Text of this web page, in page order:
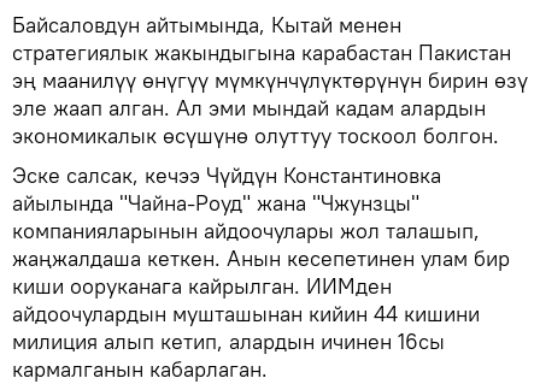
Байсаловдун айтымында, Кытай менен
стратегиялык жакындыгына карабастан Пакистан
эң маанилүү өнүгүү мүмкүнчүлүктөрүнүн бирин өзү
эле жаап алган. Ал эми мындай кадам алардын
экономикалык өсүшүнө олуттуу тоскоол болгон.
Эске салсак, кечээ Чүйдүн Константиновка
айылында "Чайна-Роуд" жана "Чжунзцы"
компанияларынын айдоочулары жол талашып,
жаңжалдаша кеткен. Анын кесепетинен улам бир
киши ооруканага кайрылган. ИИМден
айдоочулардын мушташынан кийин 44 кишини
милиция алып кетип, алардын ичинен 16сы
кармалганын кабарлаган.